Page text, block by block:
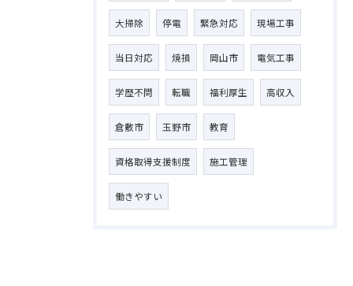
大掃除 停電 緊急対応 現場工事
当日対応 焼損 岡山市 電気工事
学歴不問 転職 福利厚生 高収入
倉敷市 玉野市 教育
資格取得支援制度 施工管理
働きやすい